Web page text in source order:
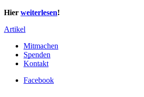
Hier weiterlesen!
Artikel
Mitmachen
Spenden
Kontakt
Facebook